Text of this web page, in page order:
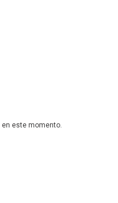
este momento.